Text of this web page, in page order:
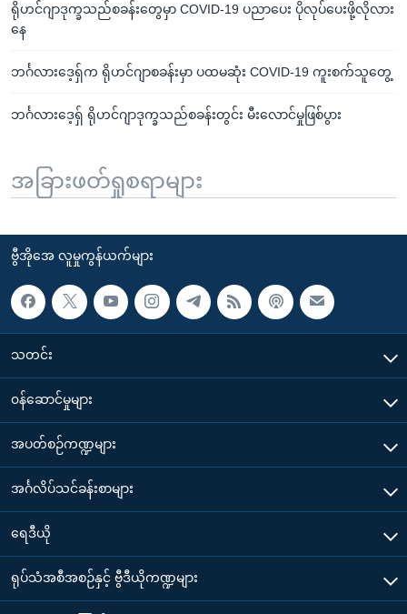
ရိုဟင်ဂျာဒုက္ခသည်စခန်းတွေမှာ COVID-19 ပညာပေး ပိုလုပ်ပေးဖို့လိုလား
နေ
ဘင်္ဂလားဒေ့ရှ်က ရိုဟင်ဂျာစခန်းမှာ ပထမဆုံး COVID-19 ကူးစက်သူတွေ့
ဘင်္ဂလားဒေ့ရှ် ရိုဟင်ဂျာဒုက္ခသည်စခန်းတွင်း မီးလောင်မှုဖြစ်ပွား
အခြားဖတ်ရှုစရာများ
ဗွီအိုအေ လူမှုကွန်ယက်များ
သတင်း
၀န်ဆောင်မှုများ
အပတ်စဉ်ကဏ္ဍများ
အင်္ဂလိပ်သင်ခန်းစာများ
ရေဒီယို
ရုပ်သံအစီအစဉ်နှင့် ဗွီဒီယိုကဏ္ဍများ